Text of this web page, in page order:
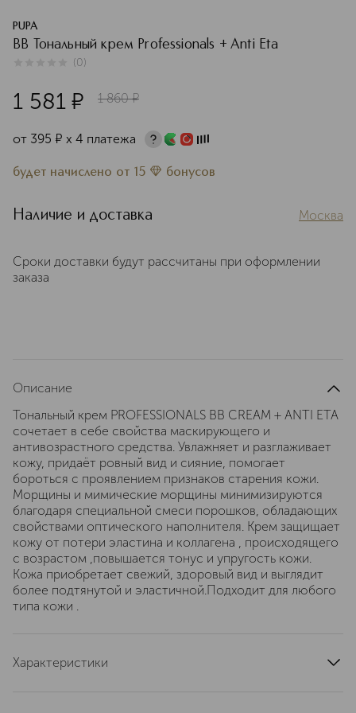
PUPA
BB Тональный крем Professionals + Anti Eta
(0)
1 581 ¤ 1 860 ¤
от 395 ¤ х 4 платежа
будет начислено от 15 бонусов
Наличие и доставка Москва
Сроки доставки будут рассчитаны при оформлении
заказа
Описание
Тональный крем PROFESSIONALS BB CREAM + ANTI ETA
сочетает в себе свойства маскирующего и
антивозрастного средства. Увлажняет и разглаживает
кожу, придаёт ровный вид и сияние, помогает
бороться с проявлением признаков старения кожи.
Морщины и мимические морщины минимизируются
благодаря специальной смеси порошков, обладающих
свойствами оптического наполнителя. Крем защищает
кожу от потери эластина и коллагена , происходящего
с возрастом ,повышается тонус и упругость кожи.
Кожа приобретает свежий, здоровый вид и выглядит
более подтянутой и эластичной.Подходит для любого
типа кожи .
Характеристики